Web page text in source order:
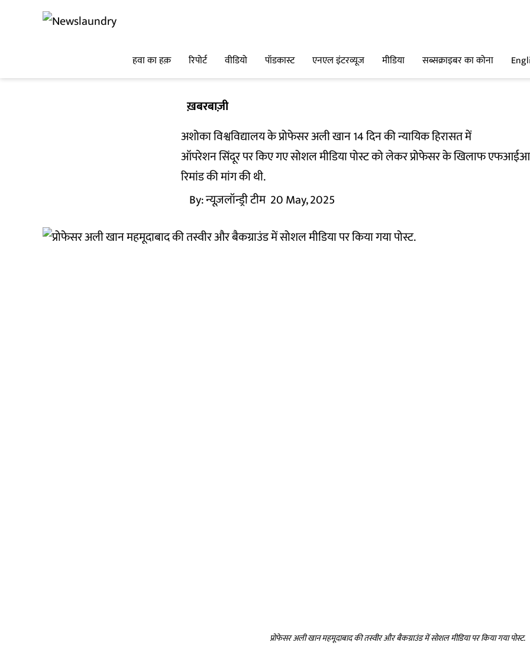
हवा का हक़ रिपोर्ट वीडियो पॉडकास्ट एनएल इंटरव्यूज मीडिया सब्सक्राइबर का कोना
ख़बरबाज़ी
अशोका विश्वविद्यालय के प्रोफेसर अली खान 14 दिन की न्यायिक हिरासत में
ऑपरेशन सिंदूर पर किए गए सोशल मीडिया पोस्ट को लेकर प्रोफेसर के खिलाफ
रिमांड की मांग की थी.
By:न्यूज़लॉन्ड्री टीम 20 May, 2025
प्रोफेसर अली खान महमूदाबाद की तस्वीर और बैकग्राउंड में सोशल मीडिया पर किया गया पोस्ट.